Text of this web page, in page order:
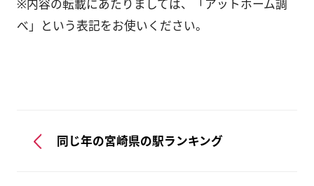
※内容の転載にあたりましては、「アットホーム調
べ」という表記をお使いください。
同じ年の宮崎県の駅ランキング